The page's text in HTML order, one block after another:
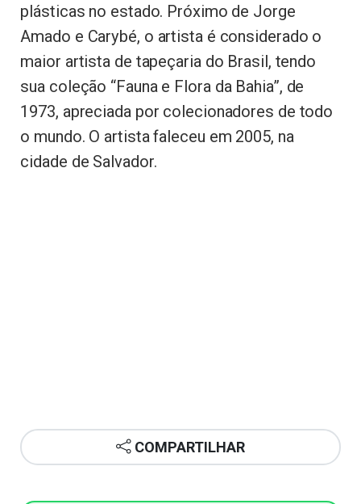
plásticas no estado. Próximo de Jorge
Amado e Carybé, o artista é considerado o
maior artista de tapeçaria do Brasil, tendo
sua coleção “Fauna e Flora da Bahia”, de
1973, apreciada por colecionadores de todo
o mundo. O artista faleceu em 2005, na
cidade de Salvador.
COMPARTILHAR